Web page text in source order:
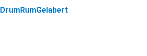
DrumRumGelabert